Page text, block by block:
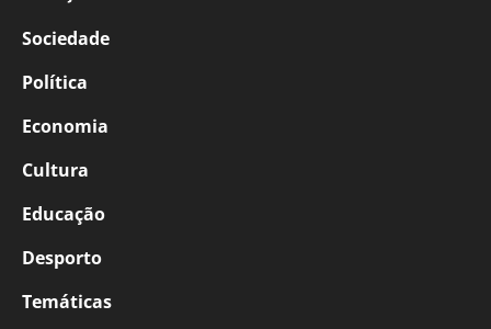
Sociedade
Política
Economia
Cultura
Educação
Desporto
Temáticas